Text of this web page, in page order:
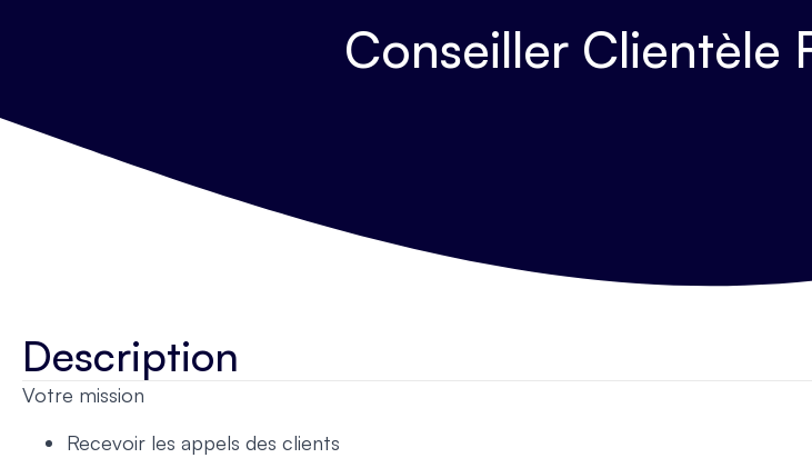
Conseiller Clientèle
Description
Votre mission
Recevoir les appels des clients